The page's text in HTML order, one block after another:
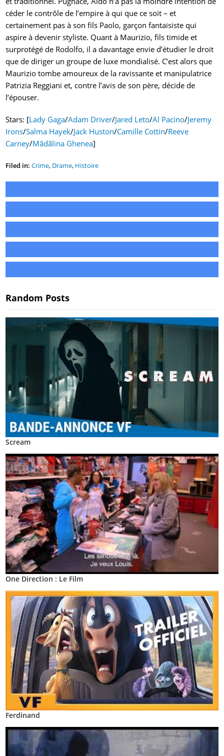
céder le contrôle de l’empire à qui que ce soit – et
certainement pas à son fils Paolo, garçon fantaisiste qui
aspire à devenir styliste. Quant à Maurizio, fils timide et
surprotégé de Rodolfo, il a davantage envie d’étudier le droit
que de diriger un groupe de luxe mondialisé. C’est alors que
Maurizio tombe amoureux de la ravissante et manipulatrice
Patrizia Reggiani et, contre l’avis de son père, décide de
l’épouser.
Stars: [Lady Gaga/Adam Driver/Jared Leto/Al Pacino/Jeremy
Irons/Salma Hayek/Jack Huston/Camille Cottin/Reeve
Carney/Mãdãlina Ghenea]
Filed in: Crime, Drame, Histoire
Random Posts
Scream
One Direction : Le Film
Ferdinand